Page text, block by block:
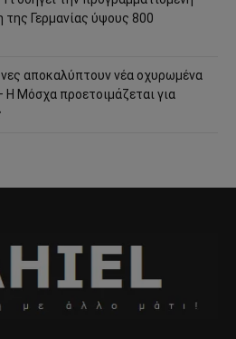
Γερμανίας ύψους 800
αποκαλύπτουν νέα οχυρωμένα
Μόσχα προετοιμάζεται για